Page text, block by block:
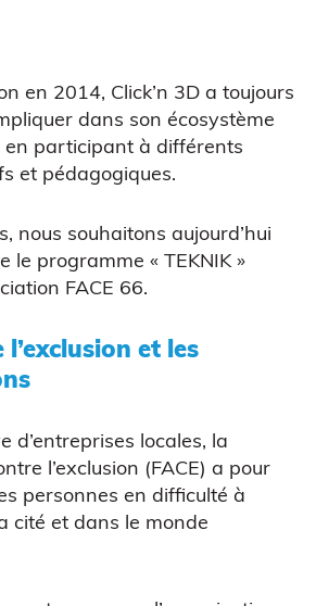
en 2014, Click’n 3D a toujours
dans son écosystème
en participant à différents
et pédagogiques.
nous souhaitons aujourd’hui
le programme « TEKNIK »
FACE 66.
et les
d’entreprises locales, la
l’exclusion (FACE) a pour
personnes en difficulté à
cité et dans le monde